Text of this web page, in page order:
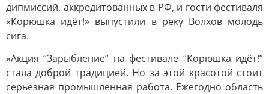
дипмиссий, аккредитованных в РФ, и гости фестиваля
«Корюшка идёт!» выпустили в реку Волхов молодь
сига.
«Акция “Зарыбление” на фестивале “Корюшка идёт!”
стала доброй традицией. Но за этой красотой стоит
серьёзная промышленная работа. Ежегодно область